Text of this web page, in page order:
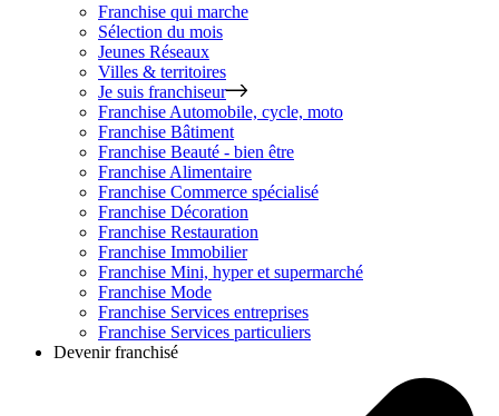
Franchise qui marche
Sélection du mois
Jeunes Réseaux
Villes & territoires
Je suis franchiseur
Franchise Automobile, cycle, moto
Franchise Bâtiment
Franchise Beauté - bien être
Franchise Alimentaire
Franchise Commerce spécialisé
Franchise Décoration
Franchise Restauration
Franchise Immobilier
Franchise Mini, hyper et supermarché
Franchise Mode
Franchise Services entreprises
Franchise Services particuliers
Devenir franchisé